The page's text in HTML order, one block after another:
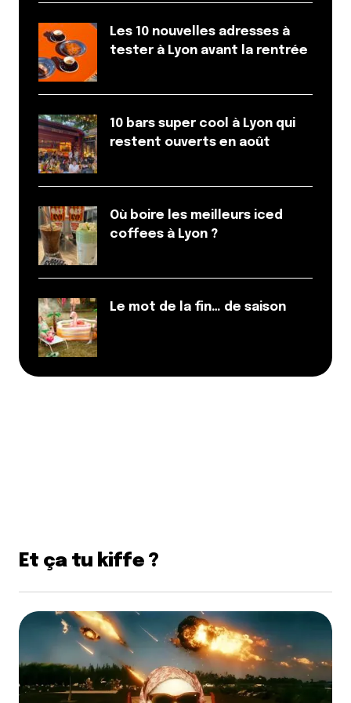
J aimerai bien gagner un menu duo.
Vous venons de revenir vivre sur Lyon…depuis 30
ans la ville a beaucoup changée et je recherche de
bonnes adresses a découvrir.
Merci d avance si c est possible
Répondre
Je mérite de gagner un menu duo de Bioburger
parce-que j aime manger bon , j aime manger bio,j
aime manger les deux et j aime manger à deux!
Je mérite de gagner un menu famille de Bioburger
Estelle
18 janvier 2022 à 21 h 31 min
Répondre
Je mérite de gagner un menu duo de Bioburger
parce-que j’ai besoin d’entretenir mon winter body
Math
18 janvier 2022 à 21 h 34 min
Les 10 nouvelles adresses à
tester à Lyon avant la rentrée
10 bars super cool à Lyon qui
restent ouverts en août
Où boire les meilleurs iced
coffees à Lyon ?
Le mot de la fin… de saison
Et ça tu kiffe ?